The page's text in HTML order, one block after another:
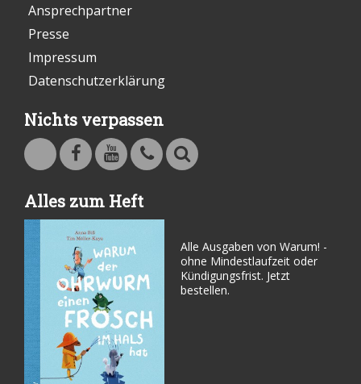
Ansprechpartner
Presse
Impressum
Datenschutzerklärung
Nichts verpassen
Alles zum Heft
Alle Ausgaben von Warum! -
ohne Mindestlaufzeit oder
Kündigungsfrist. Jetzt
bestellen.